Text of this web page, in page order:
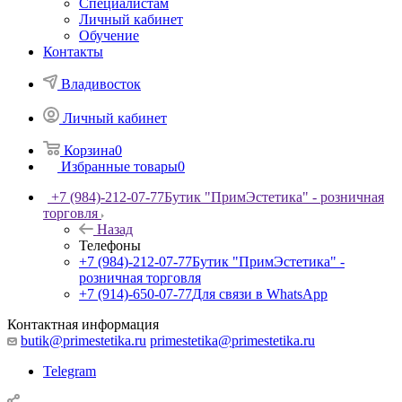
Специалистам
Личный кабинет
Обучение
Контакты
Владивосток
Личный кабинет
Корзина0
Избранные товары0
+7 (984)-212-07-77Бутик "ПримЭстетика" - розничная
торговля
Назад
Телефоны
+7 (984)-212-07-77Бутик "ПримЭстетика" -
розничная торговля
+7 (914)-650-07-77Для связи в WhatsApp
Контактная информация
butik@primestetika.ru primestetika@primestetika.ru
Telegram